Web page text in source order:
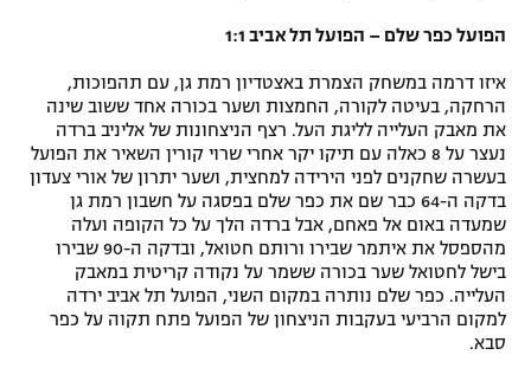
תקנון פעילות ספורט 1
רשיון להקרנה פומבית לבית עסק
הצטרפות לחבילת הערוצים
לוח דרושים – ג'ובנט
תגיות
הפועל כפר שלם – הפועל תל אביב 1:1
איזו דרמה במשחק הצמרת באצטדיון רמת גן, עם תהפוכות,
הרחקה, בעיטה לקורה, החמצות ושער בכורה אחד ששוב שינה
את מאבק העלייה לליגת העל. רצף הניצחונות של אליניב ברדה
נעצר על 8 כאלה עם תיקו יקר אחרי שרוי קורין השאיר את הפועל
בעשרה שחקנים לפני הירידה למחצית, ושער יתרון של אורי צעדון
בדקה ה-64 כבר שם את כפר שלם בפסגה על חשבון רמת גן
שמעדה באום אל פאחם, אבל ברדה הלך על כל הקופה ועלה
מהספסל את איתמר שבירו ורותם חטואל, ובדקה ה-90 שבירו
בישל לחטואל שער בכורה ששמר על נקודה קריטית במאבק
העלייה. כפר שלם נותרה במקום השני, הפועל תל אביב ירדה
למקום הרביעי בעקבות הניצחון של הפועל פתח תקוה על כפר
סבא.